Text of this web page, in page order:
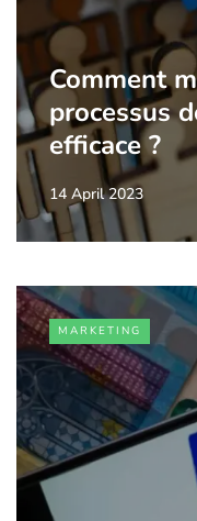
Comment
processus
efficace ?
14 April 2023
MARKETING